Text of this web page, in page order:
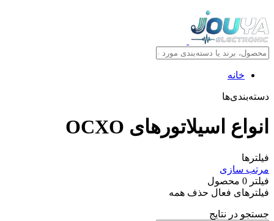
خانه
دسته‌بندی‌ها
انواع اسيلاتورهای OCXO
فیلترها
مرتب سازی
فیلتر 0 محصول
فیلترهای فعال حذف همه
جستجو در نتایج